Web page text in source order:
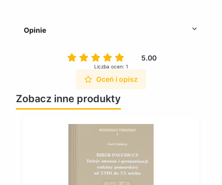
Opinie
5.00
Liczba ocen: 1
Oceń i opisz
Zobacz inne produkty